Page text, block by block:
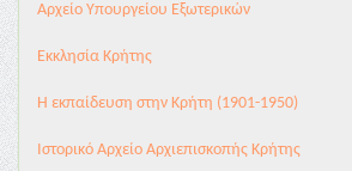
Αρχείο Υπουργείου Εξωτερικών
Εκκλησία Κρήτης
Η εκπαίδευση στην Κρήτη (1901-1950)
Ιστορικό Αρχείο Αρχιεπισκοπής Κρήτης